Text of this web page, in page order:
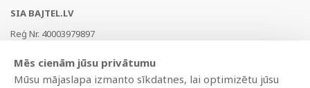
SIA BAJTEL.LV
Reģ Nr. 40003979897
AS Swedbank, HABALV22
LV53HABA0551019240274
Mēs cienām jūsu privātumu
Mūsu mājaslapa izmanto sīkdatnes, lai optimizētu jūsu